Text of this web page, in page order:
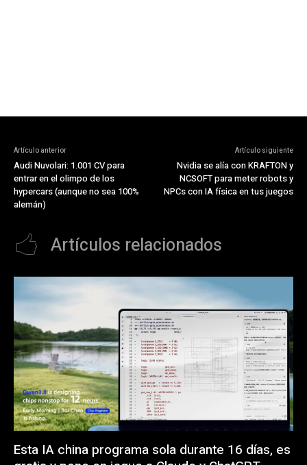
Artículo anterior
Audi Nuvolari: 1.001 CV para
entrar en el olimpo de los
hypercars (aunque no sea 100%
alemán)
Artículo siguiente
Nvidia se alía con KRAFTON y
NCSOFT para meter robots y
NPCs con IA física en tus juegos
Artículos relacionados
Esta IA china programa sola durante 16 días, es